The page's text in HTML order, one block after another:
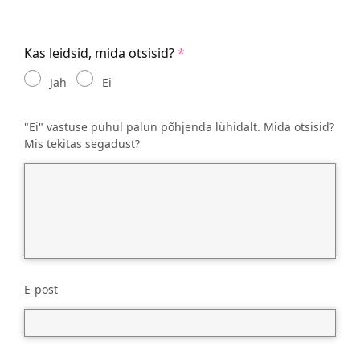
Kas leidsid, mida otsisid?
Jah Ei
"Ei" vastuse puhul palun põhjenda lühidalt. Mida otsisid?
Mis tekitas segadust?
E-post